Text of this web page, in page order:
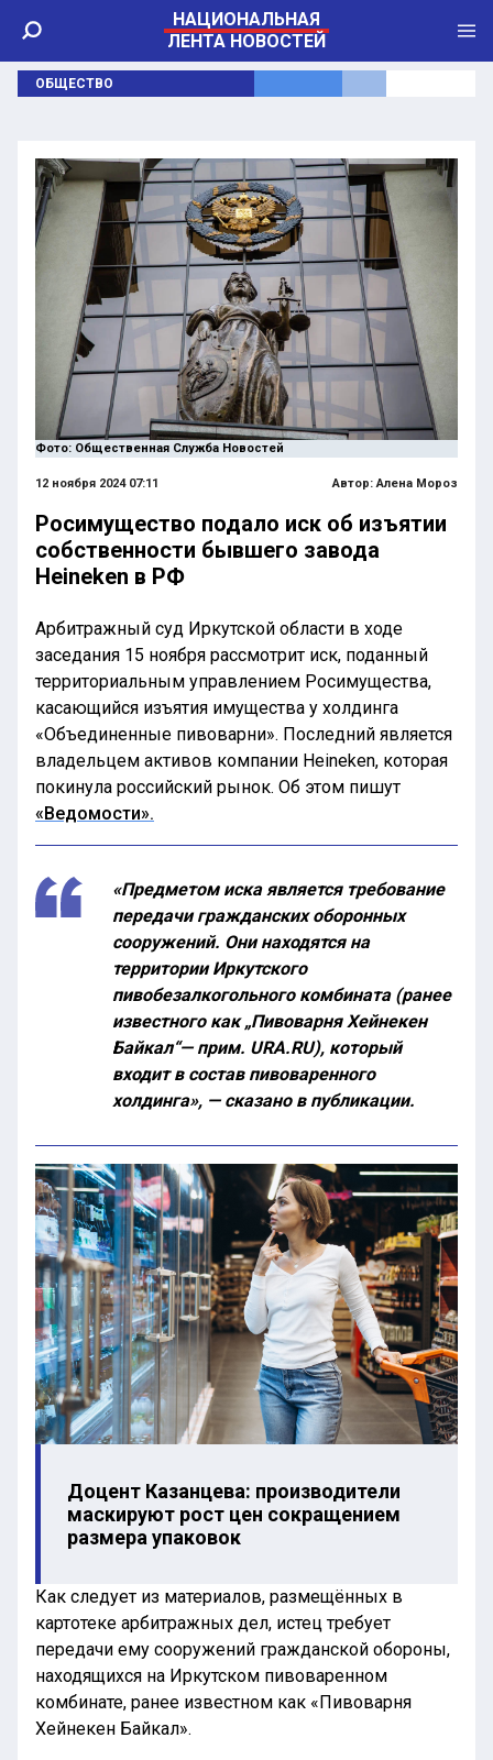
НАЦИОНАЛЬНАЯ
ЛЕНТА НОВОСТЕЙ
ОБЩЕСТВО
Фото: Общественная Служба Новостей
12 ноября 2024 07:11 Автор:Алена Мороз
Росимущество подало иск об изъятии
собственности бывшего завода
Heineken в РФ
Арбитражный суд Иркутской области в ходе
заседания 15 ноября рассмотрит иск, поданный
территориальным управлением Росимущества,
касающийся изъятия имущества у холдинга
«Объединенные пивоварни». Последний является
владельцем активов компании Heineken, которая
покинула российский рынок. Об этом пишут
«Ведомости».
«Предметом иска является требование
передачи гражданских оборонных
сооружений. Они находятся на
территории Иркутского
пивобезалкогольного комбината (ранее
известного как „Пивоварня Хейнекен
Байкал“— прим. URA.RU), который
входит в состав пивоваренного
холдинга», — сказано в публикации.
Доцент Казанцева: производители
маскируют рост цен сокращением
размера упаковок
Как следует из материалов, размещённых в
картотеке арбитражных дел, истец требует
передачи ему сооружений гражданской обороны,
находящихся на Иркутском пивоваренном
комбинате, ранее известном как «Пивоварня
Хейнекен Байкал».